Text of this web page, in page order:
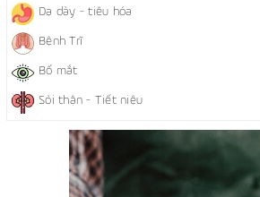
Dạ dày - tiêu hóa
Bệnh Trĩ
Bổ mắt
Sỏi thận - Tiết niệu